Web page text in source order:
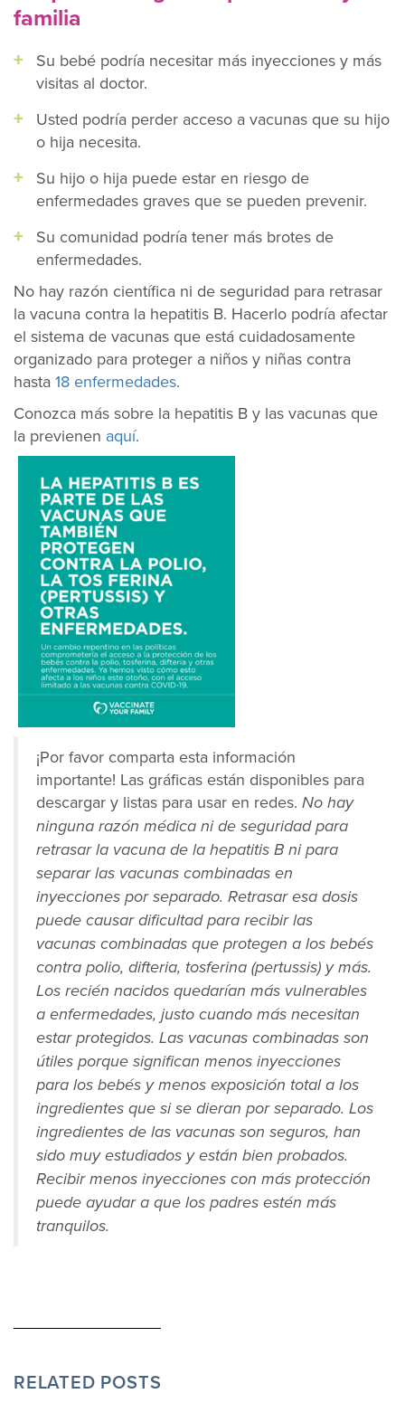
familia
Su bebé podría necesitar más inyecciones y más
visitas al doctor.
Usted podría perder acceso a vacunas que su hijo
o hija necesita.
Su hijo o hija puede estar en riesgo de
enfermedades graves que se pueden prevenir.
Su comunidad podría tener más brotes de
enfermedades.
No hay razón científica ni de seguridad para retrasar
la vacuna contra la hepatitis B. Hacerlo podría afectar
el sistema de vacunas que está cuidadosamente
organizado para proteger a niños y niñas contra
hasta 18 enfermedades.
Conozca más sobre la hepatitis B y las vacunas que
la previenen aquí.
¡Por favor comparta esta información
importante! Las gráficas están disponibles para
descargar y listas para usar en redes. No hay
ninguna razón médica ni de seguridad para
retrasar la vacuna de la hepatitis B ni para
separar las vacunas combinadas en
inyecciones por separado. Retrasar esa dosis
puede causar dificultad para recibir las
vacunas combinadas que protegen a los bebés
contra polio, difteria, tosferina (pertussis) y más.
Los recién nacidos quedarían más vulnerables
a enfermedades, justo cuando más necesitan
estar protegidos. Las vacunas combinadas son
útiles porque significan menos inyecciones
para los bebés y menos exposición total a los
ingredientes que si se dieran por separado. Los
ingredientes de las vacunas son seguros, han
sido muy estudiados y están bien probados.
Recibir menos inyecciones con más protección
puede ayudar a que los padres estén más
tranquilos.
RELATED POSTS